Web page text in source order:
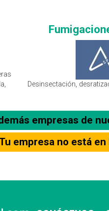
Desinsectación,
empresas de
empresa no está en